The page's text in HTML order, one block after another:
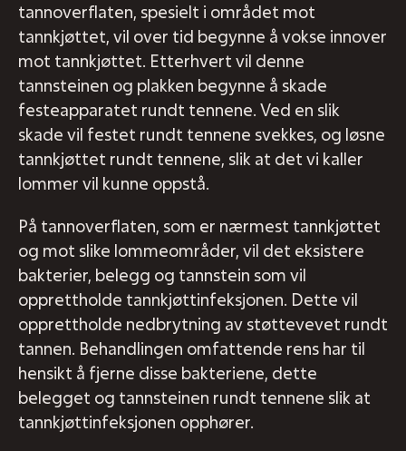
tannoverflaten, spesielt i området mot
tannkjøttet, vil over tid begynne å vokse innover
mot tannkjøttet. Etterhvert vil denne
tannsteinen og plakken begynne å skade
festeapparatet rundt tennene. Ved en slik
skade vil festet rundt tennene svekkes, og løsne
tannkjøttet rundt tennene, slik at det vi kaller
lommer vil kunne oppstå.
På tannoverflaten, som er nærmest tannkjøttet
og mot slike lommeområder, vil det eksistere
bakterier, belegg og tannstein som vil
opprettholde tannkjøttinfeksjonen. Dette vil
opprettholde nedbrytning av støttevevet rundt
tannen. Behandlingen omfattende rens har til
hensikt å fjerne disse bakteriene, dette
belegget og tannsteinen rundt tennene slik at
tannkjøttinfeksjonen opphører.